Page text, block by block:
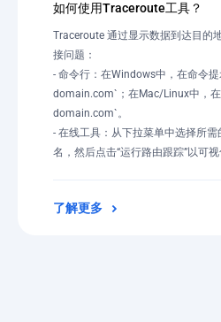
如何使用Traceroute工具？
Traceroute 通过显示数据到达目的
接问题：
- 命令行：在Windows中，在命令
domain.com`；在Mac/Linux中，
domain.com`。
- 在线工具：从下拉菜单中选择所
名，然后点击“运行路由跟踪”以可视
了解更多